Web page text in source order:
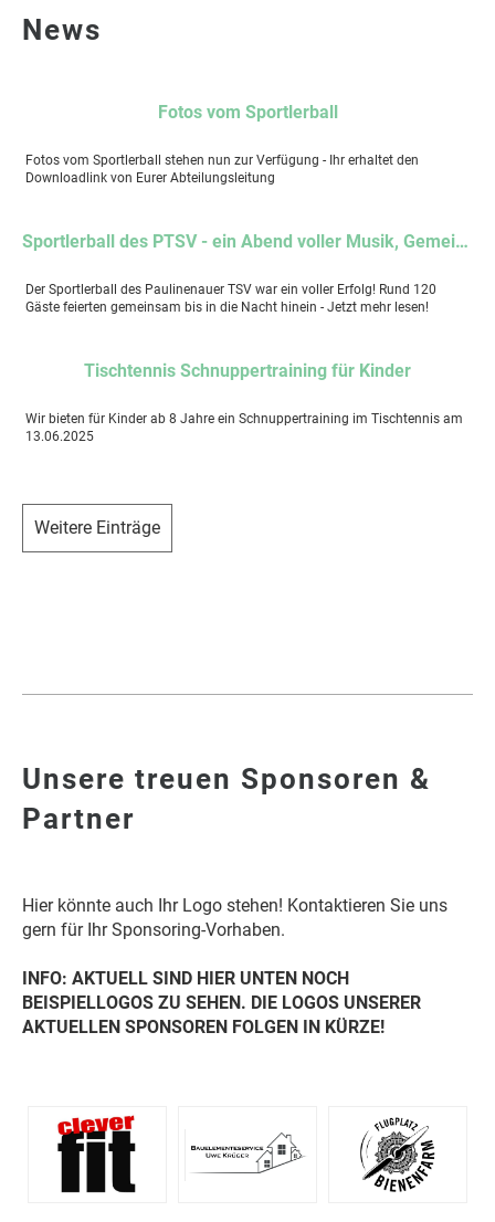
News
Fotos vom Sportlerball
Fotos vom Sportlerball stehen nun zur Verfügung - Ihr erhaltet den
Downloadlink von Eurer Abteilungsleitung
Sportlerball des PTSV - ein Abend voller Musik, Gemeinschaft und unvergesslicher Momente
Der Sportlerball des Paulinenauer TSV war ein voller Erfolg! Rund 120
Gäste feierten gemeinsam bis in die Nacht hinein - Jetzt mehr lesen!
Tischtennis Schnuppertraining für Kinder
Wir bieten für Kinder ab 8 Jahre ein Schnuppertraining im Tischtennis am
13.06.2025
Weitere Einträge
Unsere treuen Sponsoren &
Partner
Hier könnte auch Ihr Logo stehen! Kontaktieren Sie uns
gern für Ihr Sponsoring-Vorhaben.
INFO: AKTUELL SIND HIER UNTEN NOCH
BEISPIELLOGOS ZU SEHEN. DIE LOGOS UNSERER
AKTUELLEN SPONSOREN FOLGEN IN KÜRZE!